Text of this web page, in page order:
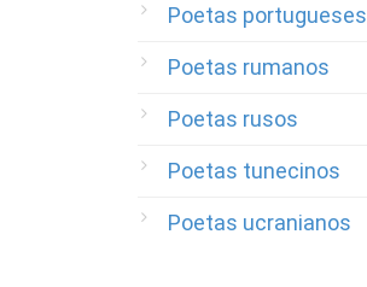
Poetas portugueses
Poetas rumanos
Poetas rusos
Poetas tunecinos
Poetas ucranianos